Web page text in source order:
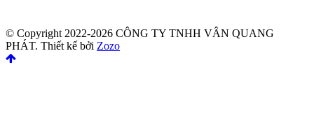
© Copyright 2022-2026 CÔNG TY TNHH VÂN QUANG
PHÁT. Thiết kế bởi Zozo